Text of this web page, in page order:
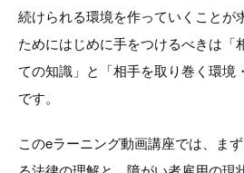
続けられる環境を作っていくことが
ためにはじめに手をつけるべきは「
ての知識」と「相⼿を取り巻く環境
です。
このeラーニング動画講座では、ま